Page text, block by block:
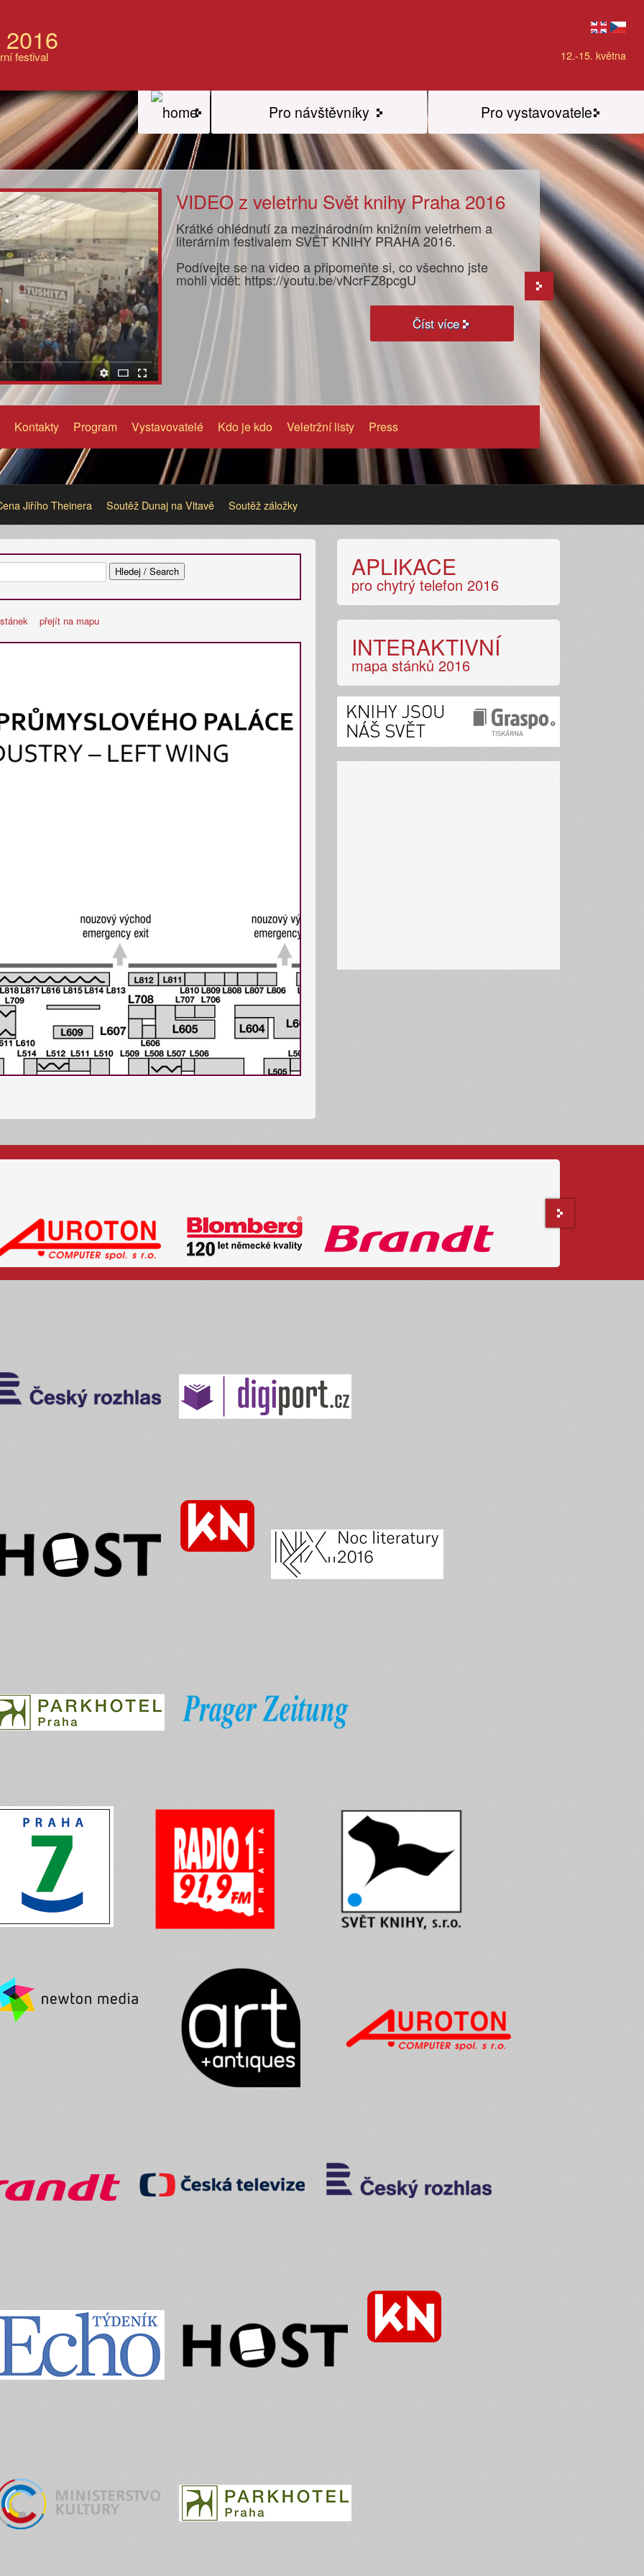
12.-15. května
festival
Pro vystavovatele
Pro návštěvníky
VIDEO z veletrhu Svět knihy Praha 2016
Krátké ohlédnutí za mezinárodním knižním veletrhem a
literárním festivalem SVĚT KNIHY PRAHA 2016.
Podívejte se na video a připomeňte si, co všechno jste
mohli vidět: https://youtu.be/vNcrFZ8pcgU
Číst více
Kontakty Program Vystavovatelé Kdo je kdo Veletržní listy Press
Jiřího Theinera Soutěž Dunaj na Vltavě Soutěž záložky
přejít na mapu
APLIKACE
pro chytrý telefon 2016
INTERAKTIVNÍ
mapa stánků 2016